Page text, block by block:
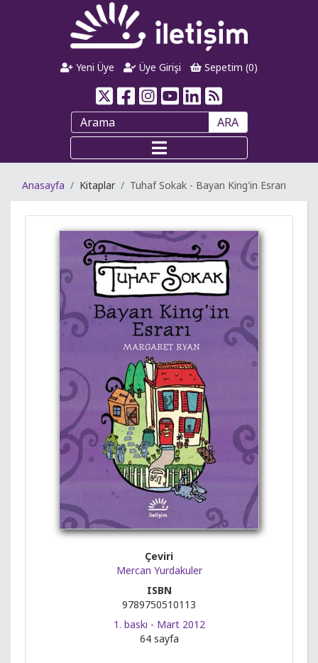
Yeni Üye Üye Girişi Sepetim (0)
ARA
Anasayfa Kitaplar Tuhaf Sokak - Bayan King'in Esrarı
Çeviri
Mercan Yurdakuler
ISBN
9789750510113
1. baskı - Mart 2012
64 sayfa